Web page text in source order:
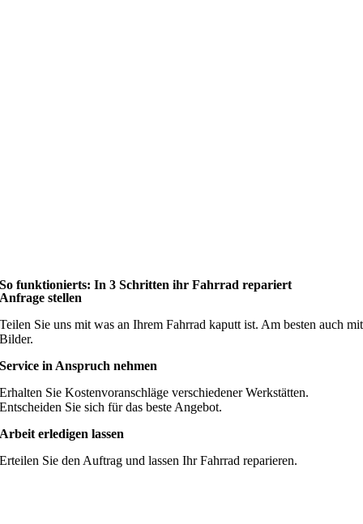
So funktionierts: In 3 Schritten ihr Fahrrad repariert
Anfrage stellen
Teilen Sie uns mit was an Ihrem Fahrrad kaputt ist. Am besten auch mit
Bilder.
Service in Anspruch nehmen
Erhalten Sie Kostenvoranschläge verschiedener Werkstätten.
Entscheiden Sie sich für das beste Angebot.
Arbeit erledigen lassen
Erteilen Sie den Auftrag und lassen Ihr Fahrrad reparieren.